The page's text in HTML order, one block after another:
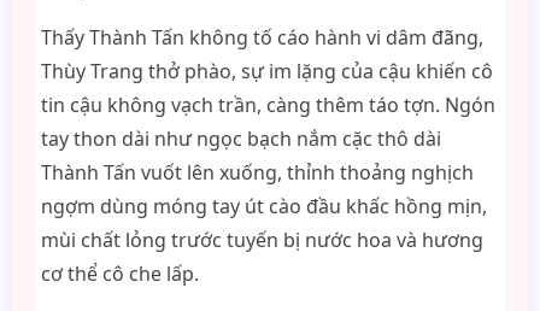
Thấy Thành Tấn không tố cáo hành vi dâm đãng,
Thùy Trang thở phào, sự im lặng của cậu khiến cô
tin cậu không vạch trần, càng thêm táo tợn. Ngón
tay thon dài như ngọc bạch nắm cặc thô dài
Thành Tấn vuốt lên xuống, thỉnh thoảng nghịch
ngợm dùng móng tay út cào đầu khấc hồng mịn,
mùi chất lỏng trước tuyến bị nước hoa và hương
cơ thể cô che lấp.